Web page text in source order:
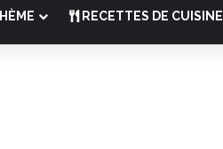
RECETTES DE CUISINE